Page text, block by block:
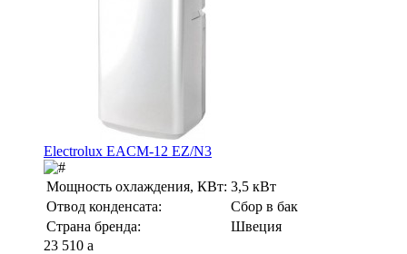
Electrolux EACM-12 EZ/N3
Мощность охлаждения, КВт: 3,5 кВт
Отвод конденсата:
Сбор в бак
Страна бренда:
Швеция
23 510 a